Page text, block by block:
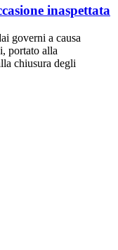
inaspettata
governi a causa
portato alla
chiusura degli